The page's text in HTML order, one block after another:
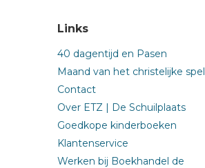
Links
40 dagentijd en Pasen
Maand van het christelijke spel
Contact
Over ETZ | De Schuilplaats
Goedkope kinderboeken
Klantenservice
Werken bij Boekhandel de